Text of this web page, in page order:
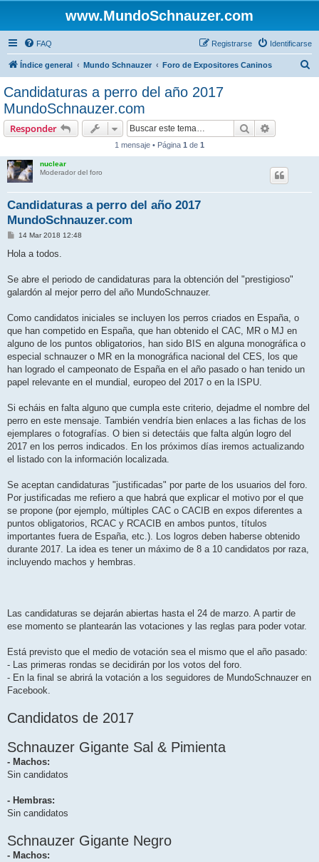
www.MundoSchnauzer.com
FAQ Identificarse
Registrarse
Índice general Mundo Schnauzer Foro de Expositores Caninos
Candidaturas a perro del año 2017
MundoSchnauzer.com
Responder Buscar
1 mensaje • Página 1 de 1
nuclear
Moderador del foro
Candidaturas a perro del año 2017
MundoSchnauzer.com
M
n
j
14 Mar 2018 12:48
Hola a todos.
Se abre el periodo de candidaturas para la obtención del "prestigioso"
galardón al mejor perro del año MundoSchnauzer.
Como candidatos iniciales se incluyen los perros criados en España, o
que han competido en España, que han obtenido el CAC, MR o MJ en
alguno de los puntos obligatorios, han sido BIS en alguna monográfica o
especial schnauzer o MR en la monográfica nacional del CES, los que
han logrado el campeonato de España en el año pasado o han tenido un
papel relevante en el mundial, europeo del 2017 o en la ISPU.
Si echáis en falta alguno que cumpla este criterio, dejadme el nombre del
perro en este mensaje. También vendría bien enlaces a las fichas de los
ejemplares o fotografías. O bien si detectáis que falta algún logro del
2017 en los perros indicados. En los próximos días iremos actualizando
el listado con la información localizada.
Se aceptan candidaturas "justificadas" por parte de los usuarios del foro.
Por justificadas me refiero a que habrá que explicar el motivo por el que
se propone (por ejemplo, múltiples CAC o CACIB en expos diferentes a
puntos obligatorios, RCAC y RCACIB en ambos puntos, títulos
importantes fuera de España, etc.). Los logros deben haberse obtenido
durante 2017. La idea es tener un máximo de 8 a 10 candidatos por raza,
incluyendo machos y hembras.
Las candidaturas se dejarán abiertas hasta el 24 de marzo. A partir de
ese momento se plantearán las votaciones y las reglas para poder votar.
Está previsto que el medio de votación sea el mismo que el año pasado:
- Las primeras rondas se decidirán por los votos del foro.
- En la final se abrirá la votación a los seguidores de MundoSchnauzer en
Facebook.
Candidatos de 2017
Schnauzer Gigante Sal & Pimienta
- Machos:
Sin candidatos
- Hembras:
Sin candidatos
Schnauzer Gigante Negro
- Machos: